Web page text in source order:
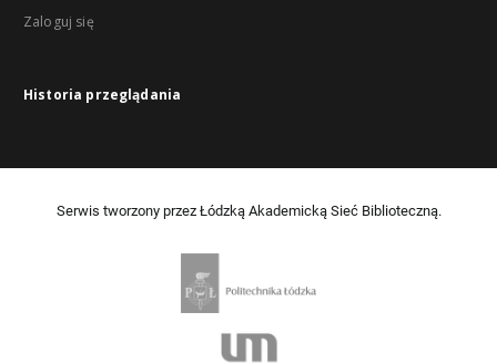
Zaloguj się
Historia przeglądania
Serwis tworzony przez Łódzką Akademicką Sieć Biblioteczną.